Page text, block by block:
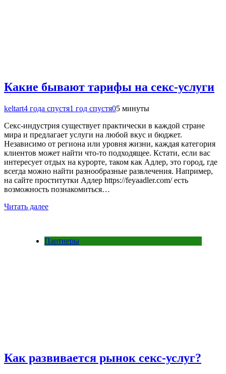
Какие бывают тарифы на секс-услуги
keltart4 года спустя1 год спустя05 минуты
Секс-индустрия существует практически в каждой стране
мира и предлагает услуги на любой вкус и бюджет.
Независимо от региона или уровня жизни, каждая категория
клиентов может найти что-то подходящее. Кстати, если вас
интересует отдых на курорте, таком как Адлер, это город, где
всегда можно найти разнообразные развлечения. Например,
на сайте проститутки Адлер https://feyaadler.com/ есть
возможность познакомиться…
Читать далее
Партнеры
Как развивается рынок секс-услуг?